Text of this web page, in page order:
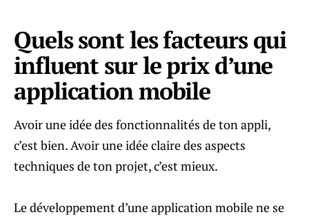
Quels sont les facteurs qui
influent sur le prix d’une
application mobile
Avoir une idée des fonctionnalités de ton appli,
c’est bien. Avoir une idée claire des aspects
techniques de ton projet, c’est mieux.
Le développement d’une application mobile ne se